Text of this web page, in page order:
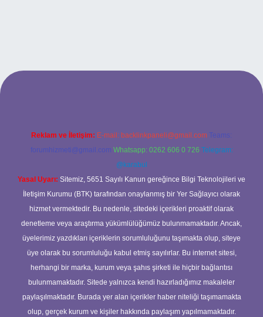
bet giriş
Reklam ve İletişim: E-mail: backlinkpaneli@gmail.com Teams:
forumhizmeti@gmail.com Whatsapp: 0262 606 0 726 Telegram:
@karabul
Yasal Uyarı: Sitemiz, 5651 Sayılı Kanun gereğince Bilgi Teknolojileri ve
İletişim Kurumu (BTK) tarafından onaylanmış bir Yer Sağlayıcı olarak
hizmet vermektedir. Bu nedenle, sitedeki içerikleri proaktif olarak
denetleme veya araştırma yükümlülüğümüz bulunmamaktadır. Ancak,
üyelerimiz yazdıkları içeriklerin sorumluluğunu taşımakta olup, siteye
üye olarak bu sorumluluğu kabul etmiş sayılırlar. Bu internet sitesi,
herhangi bir marka, kurum veya şahıs şirketi ile hiçbir bağlantısı
bulunmamaktadır. Sitede yalnızca kendi hazırladığımız makaleler
paylaşılmaktadır. Burada yer alan içerikler haber niteliği taşımamakta
olup, gerçek kurum ve kişiler hakkında paylaşım yapılmamaktadır.